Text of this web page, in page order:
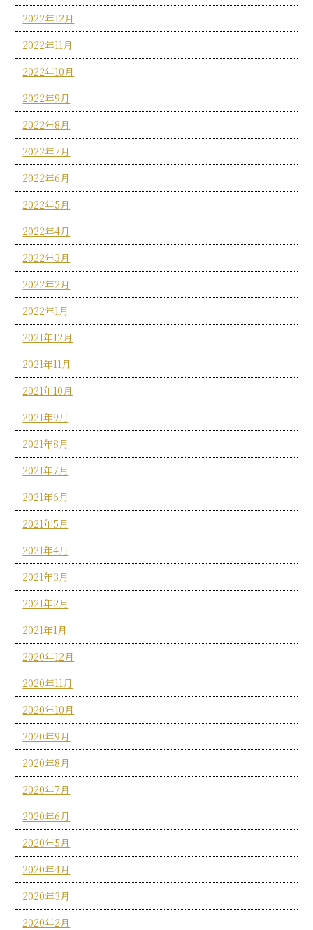
2022年12月
2022年11月
2022年10月
2022年9月
2022年8月
2022年7月
2022年6月
2022年5月
2022年4月
2022年3月
2022年2月
2022年1月
2021年12月
2021年11月
2021年10月
2021年9月
2021年8月
2021年7月
2021年6月
2021年5月
2021年4月
2021年3月
2021年2月
2021年1月
2020年12月
2020年11月
2020年10月
2020年9月
2020年8月
2020年7月
2020年6月
2020年5月
2020年4月
2020年3月
2020年2月